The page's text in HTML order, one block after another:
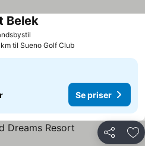
BelekSe priser
km til Sueno Golf Club
Se priser
Del